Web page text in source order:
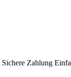
Sichere Zahlung